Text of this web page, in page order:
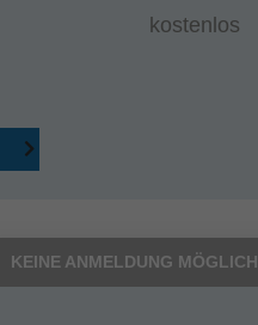
kostenlos
KEINE ANMELDUNG MÖGLICH